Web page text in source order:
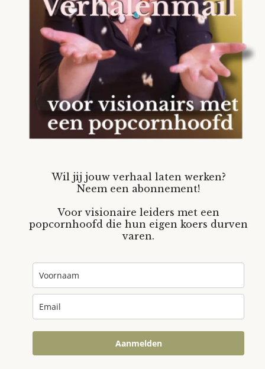
Wil jij jouw verhaal laten werken?
Neem een abonnement!
Voor visionaire leiders met een
popcornhoofd die hun eigen koers durven
varen.
Aanmelden